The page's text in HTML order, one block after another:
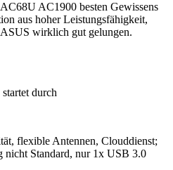
AC1900 besten Gewissens
aus hoher Leistungsfähigkeit,
wirklich gut gelungen.
durch
flexible Antennen, Clouddienst;
nicht Standard, nur 1x USB 3.0